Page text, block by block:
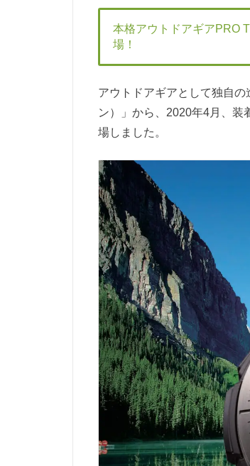
本格アウトドアギアPRO
場！
アウトドアギアとして独自
ン）」から、2020年4月、装
場しました。